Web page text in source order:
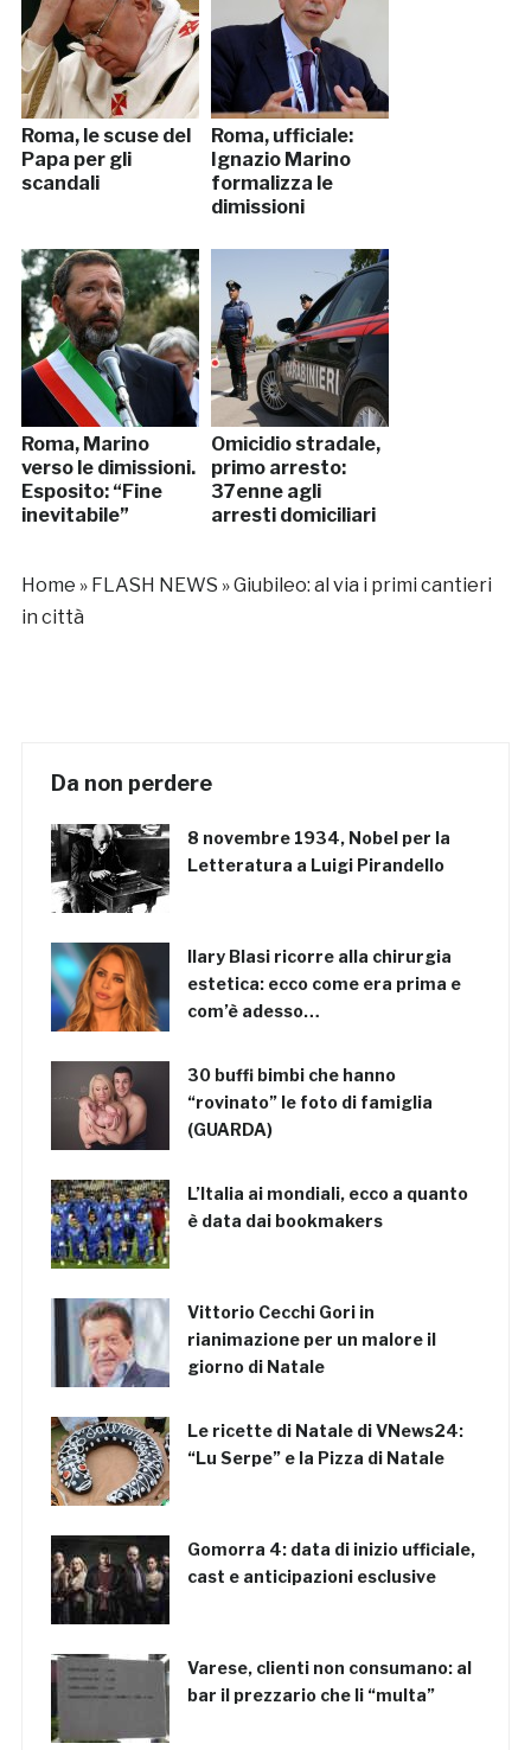
Roma, le scuse del
Papa per gli
scandali
Roma, ufficiale:
Ignazio Marino
formalizza le
dimissioni
Roma, Marino
verso le dimissioni.
Esposito: “Fine
inevitabile”
Omicidio stradale,
primo arresto:
37enne agli
arresti domiciliari
Home » FLASH NEWS »Giubileo: al via i primi cantieri
in città
Da non perdere
8 novembre 1934, Nobel per la
Letteratura a Luigi Pirandello
Ilary Blasi ricorre alla chirurgia
estetica: ecco come era prima e
com’è adesso…
30 buffi bimbi che hanno
“rovinato” le foto di famiglia
(GUARDA)
L’Italia ai mondiali, ecco a quanto
è data dai bookmakers
Vittorio Cecchi Gori in
rianimazione per un malore il
giorno di Natale
Le ricette di Natale di VNews24:
“Lu Serpe” e la Pizza di Natale
Gomorra 4: data di inizio ufficiale,
cast e anticipazioni esclusive
Varese, clienti non consumano: al
bar il prezzario che li “multa”